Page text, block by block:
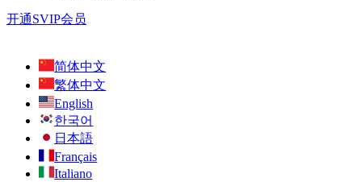
开通SVIP会员
简体中文
繁体中文
English
한국어
日本語
Français
Italiano